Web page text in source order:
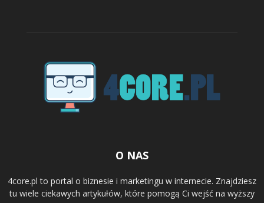
O NAS
4core.pl to portal o biznesie i marketingu w internecie. Znajdziesz
tu wiele ciekawych artykułów, które pomogą Ci wejść na wyższy